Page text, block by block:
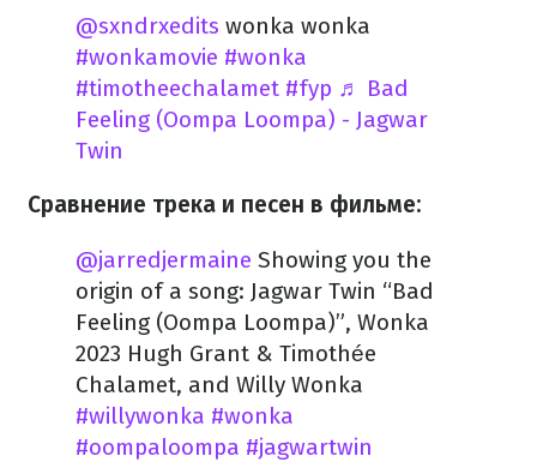
@sxndrxedits wonka wonka
#wonkamovie #wonka
#timotheechalamet #fyp ♬ Bad
Feeling (Oompa Loompa) - Jagwar
Twin
Сравнение трека и песен в фильме:
@jarredjermaine Showing you the
origin of a song: Jagwar Twin “Bad
Feeling (Oompa Loompa)”, Wonka
2023 Hugh Grant & Timothée
Chalamet, and Willy Wonka
#willywonka #wonka
#oompaloompa #jagwartwin